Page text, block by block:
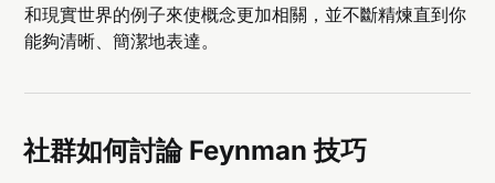
和現實世界的例子來使概念更加相關，並不斷精煉直到你
能夠清晰、簡潔地表達。
社群如何討論 Feynman 技巧